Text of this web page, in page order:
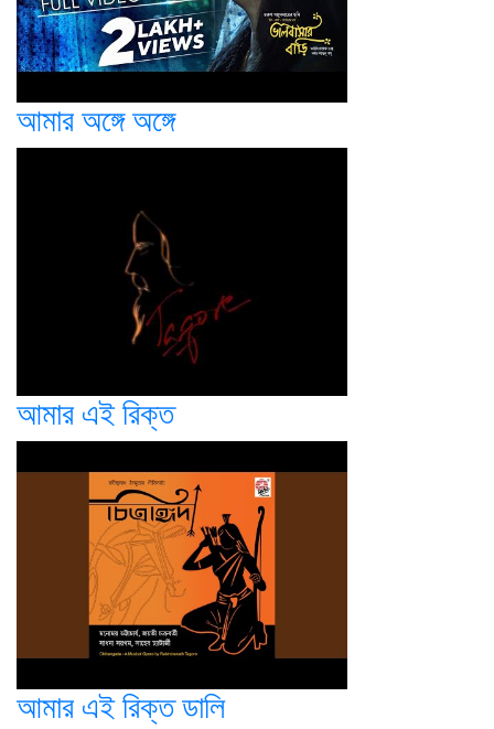
আমার অঙ্গে অঙ্গে
আমার এই রিক্ত
আমার এই রিক্ত ডালি